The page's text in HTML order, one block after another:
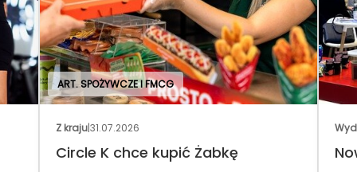
ART. SPOŻYWCZE I FMCG
Z kraju|31.07.2026
Circle K chce kupić Żabkę